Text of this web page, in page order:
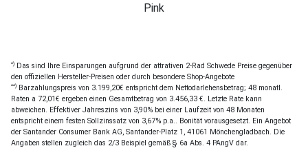
Pink
*) Das sind Ihre Einsparungen aufgrund der attrativen 2-Rad Schwede Preise gegenüber
den offiziellen Hersteller-Preisen oder durch besondere Shop-Angebote
**) Barzahlungspreis von 3.199,20€ entspricht dem Nettodarlehensbetrag; 48 monatl.
Raten a 72,01€ ergeben einen Gesamtbetrag von 3.456,33 €. Letzte Rate kann
abweichen. Effektiver Jahreszins von 3,90% bei einer Laufzeit von 48 Monaten
entspricht einem festen Sollzinssatz von 3,67% p.a.. Bonität vorausgesetzt. Ein Angebot
der Santander Consumer Bank AG, Santander-Platz 1, 41061 Mönchengladbach. Die
Angaben stellen zugleich das 2/3 Beispiel gemäß § 6a Abs. 4 PAngV dar.